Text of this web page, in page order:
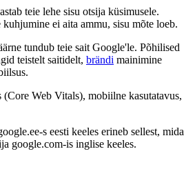
teie lehe sisu otsija küsimusele.
ei aita ammu, sisu mõte loeb.
tundub teie sait Google'le. Põhilised
teistelt saitidelt, brändi mainimine
Web Vitals), mobiilne kasutatavus,
s eesti keeles erineb sellest, mida
google.com-is inglise keeles.